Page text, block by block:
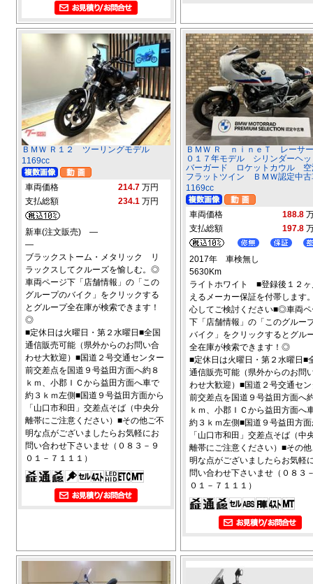
ＢＭＷ Ｒ１２ ツーリングモデル
1169cc
車両価格 214.7 万円
支払総額
234.1 万円
新車(注文販売) ―
―
ブラックストーム・メタリック リ
ラックスしてクルーズを愉しむ。◎
車両ページ下「店舗情報」の「この
グループのバイク」をクリックする
とグループ全在庫が検索できます！
◎
■定休日は火曜日・第２水曜日■全国
通信販売可能（県外からのお問い合
わせ大歓迎）■国道２号交通センター
前交差点を国道９号益田方面へ約８
ｋｍ、小郡ＩＣから益田方面へ車で
約３ｋｍ左側■国道９号益田方面から
「山口市和田」交差点そば（中央分
離帯にご注意ください）■その他ご不
明な点がございましたらお気軽にお
問い合わせ下さいませ（０８３－９
０１－７１１１）
ＢＭＷ Ｒ ｎｉｎｅＴ レーサ
０１７年モデル シリンダーヘッ
バーガード ロケットカウル 空
フラットツイン ＢＭＷ認定中古
1169cc
車両価格 188.8
支払総額
197.8
2017年 車検無し
5630Km
ライトホワイト ■登録後１２ヶ
えるメーカー保証を付帯します
心してご検討ください■◎車両ペ
下「店舗情報」の「このグルー
バイク」をクリックするとグル
全在庫が検索できます！◎
■定休日は火曜日・第２水曜日■
通信販売可能（県外からのお問
わせ大歓迎）■国道２号交通セ
前交差点を国道９号益田方面へ
ｋｍ、小郡ＩＣから益田方面へ
約３ｋｍ左側■国道９号益田方
「山口市和田」交差点そば（中
離帯にご注意ください）■その
明な点がございましたらお気軽
問い合わせ下さいませ（０８３
０１－７１１１）